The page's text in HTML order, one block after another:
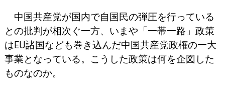
中国共産党が国内で自国民の弾圧を行っている
との批判が相次ぐ一方、いまや「一帯一路」政策
はEU諸国なども巻き込んだ中国共産党政権の一大
事業となっている。こうした政策は何を企図した
ものなのか。